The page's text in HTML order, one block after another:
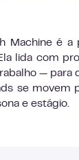
Machine é
lida com
— para
se movem
e estágio.